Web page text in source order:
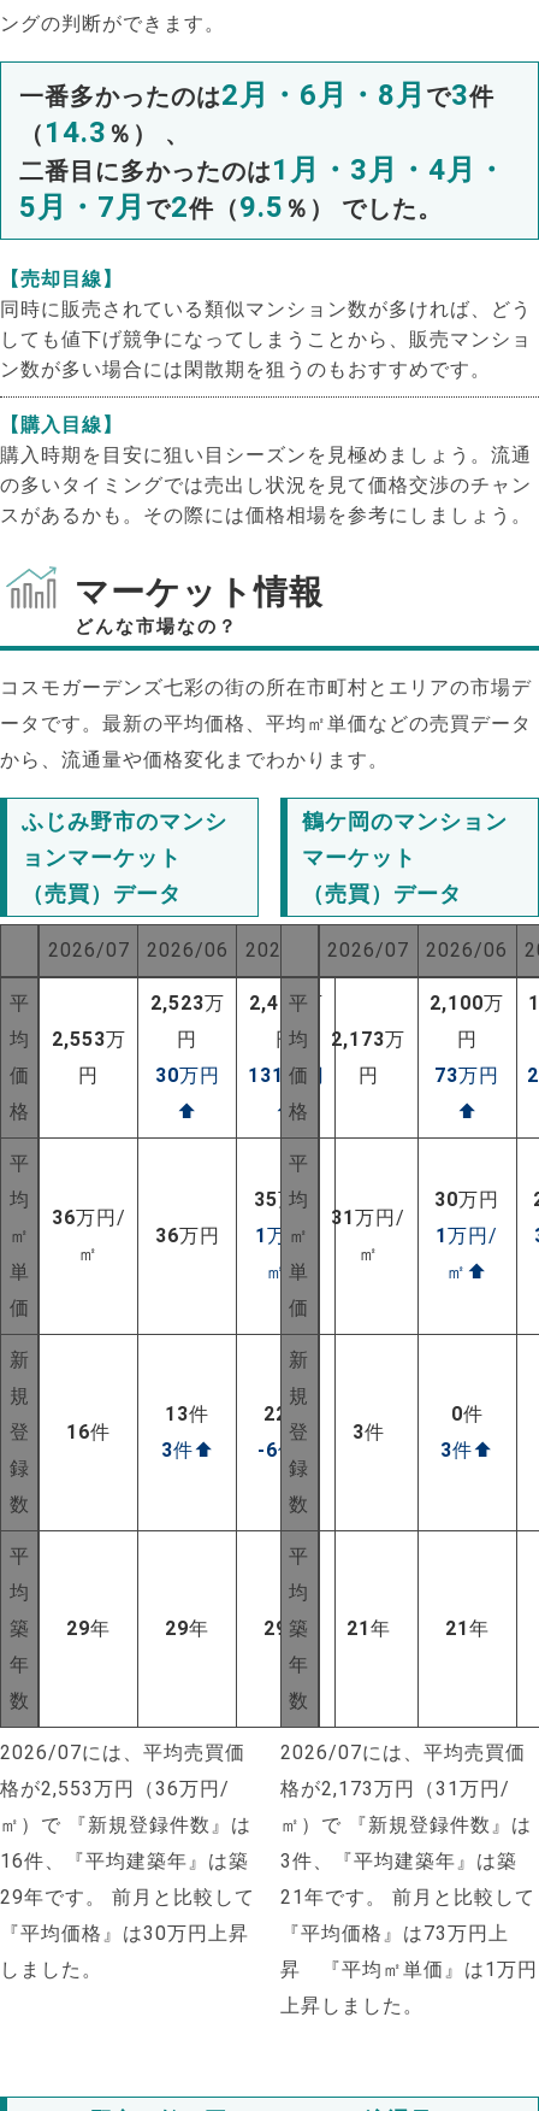
ングの判断ができます。
一番多かったのは2月・6月・8月 で3件
（ 14.3 ％） 、
二番目に多かったのは1月・3月・4月・
5月・7月 で2件（9.5 ％） でした。
【売却目線】
同時に販売されている類似マンション数が多ければ、どう
しても値下げ競争になってしまうことから、販売マンショ
ン数が多い場合には閑散期を狙うのもおすすめです。
【購入目線】
購入時期を目安に狙い目シーズンを見極めましょう。流通
の多いタイミングでは売出し状況を見て価格交渉のチャン
スがあるかも。その際には価格相場を参考にしましょう。
マーケット情報
どんな市場なの？
コスモガーデンズ七彩の街の所在市町村とエリアの市場デ
ータです。最新の平均価格、平均㎡単価などの売買データ
から、流通量や価格変化までわかります。
ふじみ野市のマンシ
ョンマーケット
（売買）データ
2026/07 2026/06 2025/07
平
均
価
格
2,553万
円
2,523万
円
30万円
⬆
2,422万
円
131 万円
⬆
平
均
㎡
単
価
36万円/
㎡
36万円
35万円
1万円/
㎡ ⬆
新
規
登
録
数
16件
13件
3件⬆
22
件
-6件
平
均
築
年
数
29年 29年 29 年
2026/07には、平均売買価
格が2,553万円（36万円/
㎡）で 『新規登録件数』は
16件、『平均建築年』は築
29年です。
前月と比較して
『平均価格』は30万円上昇
しました。
鶴ケ岡のマンション
マーケット
（売買）データ
2026/07 2026/06
平
均
価
格
2,173万
円
2,100万
円
73万円
⬆
平
均
㎡
単
価
31万円/
㎡
30万円
1万円/
㎡ ⬆
新
規
登
録
数
3件
0件
3件⬆
平
均
築
年
数
21年 21年
2026/07には、平均売買価
格が2,173万円（31万円/
㎡）で 『新規登録件数』は
3件、『平均建築年』は築
21年です。
前月と比較して
『平均価格』は73万円上
昇 『平均㎡単価』は1万円
上昇しました。